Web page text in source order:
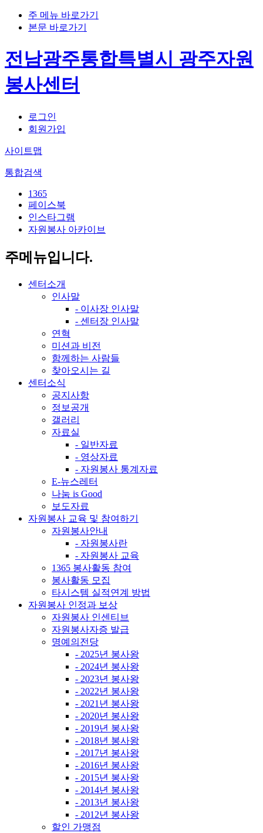
주 메뉴 바로가기
본문 바로가기
전남광주통합특별시 광주자원
봉사센터
로그인
회원가입
사이트맵
통합검색
1365
페이스북
인스타그램
자원봉사 아카이브
주메뉴입니다.
센터소개
인사말
- 이사장 인사말
- 센터장 인사말
연혁
미션과 비전
함께하는 사람들
찾아오시는 길
센터소식
공지사항
정보공개
갤러리
자료실
- 일반자료
- 영상자료
- 자원봉사 통계자료
E-뉴스레터
나눔 is Good
보도자료
자원봉사 교육 및 참여하기
자원봉사안내
- 자원봉사란
- 자원봉사 교육
1365 봉사활동 참여
봉사활동 모집
타시스템 실적연계 방법
자원봉사 인정과 보상
자원봉사 인센티브
자원봉사자증 발급
명예의전당
- 2025년 봉사왕
- 2024년 봉사왕
- 2023년 봉사왕
- 2022년 봉사왕
- 2021년 봉사왕
- 2020년 봉사왕
- 2019년 봉사왕
- 2018년 봉사왕
- 2017년 봉사왕
- 2016년 봉사왕
- 2015년 봉사왕
- 2014년 봉사왕
- 2013년 봉사왕
- 2012년 봉사왕
할인 가맹점